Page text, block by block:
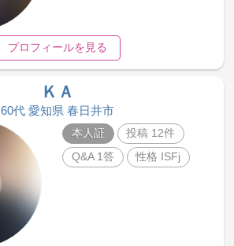
プロフィールを見る
ＫＡ
60代 愛知県 春日井市
本人証
投稿 12件
Q&A 1答
性格 ISFj